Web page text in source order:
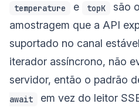
temperature e topK
são
amostragem que a API
suportado no canal
iterador assíncrono, não
servidor, então o padrão
await
em vez do leitor